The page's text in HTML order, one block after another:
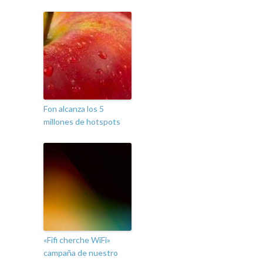
Fon alcanza los 5
millones de hotspots
«Fifi cherche WiFi»
campaña de nuestro